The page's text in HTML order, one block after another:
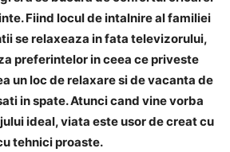
Fiind locul de intalnire al familiei
se relaxeaza in fata televizorului,
preferintelor in ceea ce priveste
un loc de relaxare si de vacanta de
in spate. Atunci cand vine vorba
ideal, viata este usor de creat cu
tehnici proaste.